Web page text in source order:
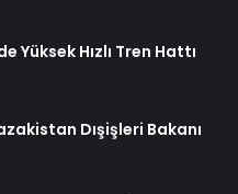
Yüksek Hızlı Tren Hattı
Dışişleri Bakanı